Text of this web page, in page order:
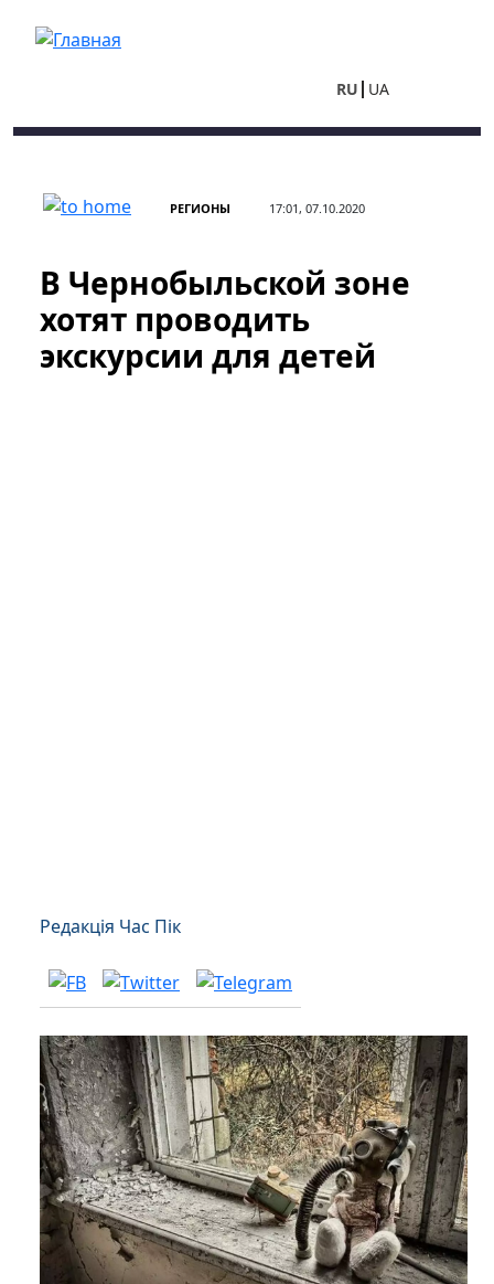
RU UA
РЕГИОНЫ 17:01, 07.10.2020
В Чернобыльской зоне
хотят проводить
экскурсии для детей
Редакція Час Пік